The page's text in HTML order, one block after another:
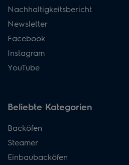
Nachhaltigkeitsbericht
Newsletter
Facebook
Instagram
YouTube
Beliebte Kategorien
Backöfen
Steamer
Einbaubacköfen